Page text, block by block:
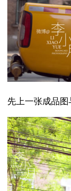
先上一张成品图